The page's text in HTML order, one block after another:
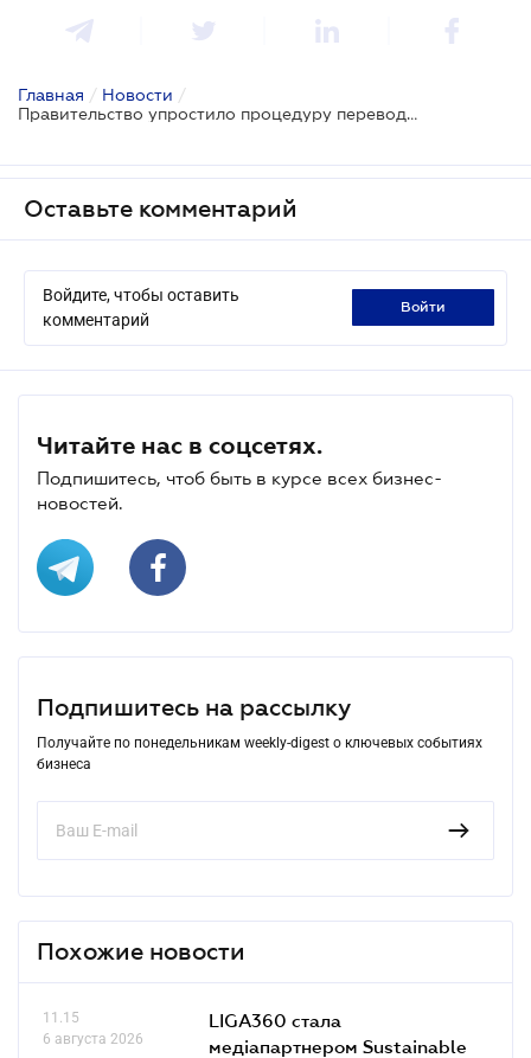
Главная / Новости /
Правительство упростило процедуру перевода садовых домов в жилые
Оставьте комментарий
Войдите, чтобы оставить
комментарий
войти
Читайте нас в соцсетях.
Подпишитесь, чтоб быть в курсе всех бизнес-
новостей.
Подпишитесь на рассылку
Получайте по понедельникам weekly-digest о ключевых событиях
бизнеса
Похожие новости
11.15
6 августа 2026
LIGA360 стала
медіапартнером Sustainable